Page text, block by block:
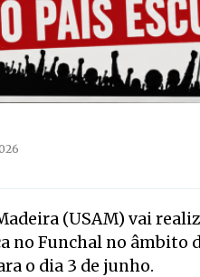
(USAM) vai
no Funchal no âmbito
o dia 3 de junho.